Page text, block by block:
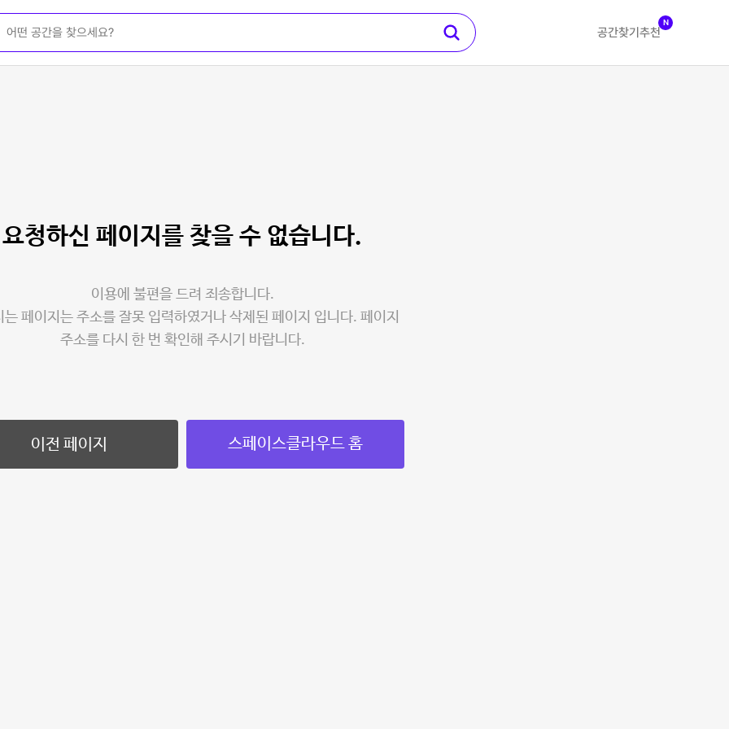
공간찾기 추천
N
요청하신 페이지를 찾을 수 없습니다.
이용에 불편을 드려 죄송합니다.
는 페이지는 주소를 잘못 입력하였거나 삭제된 페이지 입니다. 페이지
주소를 다시 한 번 확인해 주시기 바랍니다.
이전 페이지 스페이스클라우드 홈